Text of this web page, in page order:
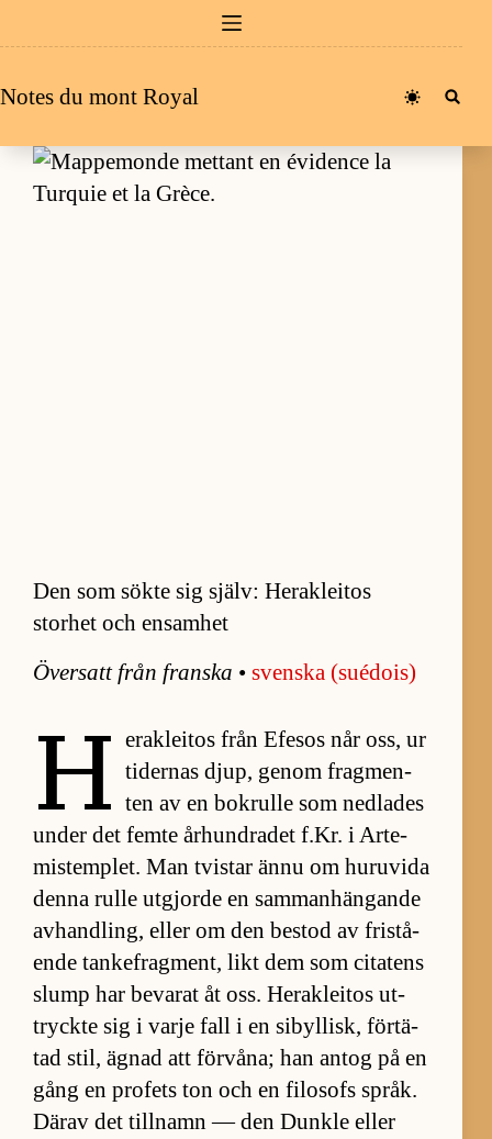
au
Notes du mont Royal
Den som sökte sig själv: Herakleitos
storhet och ensamhet
Över­satt från franska • svenska (sué­do­is)
H erak­le­i­tos från Efe­sos når oss, ur
ti­der­nas djup, ge­nom frag­men­
ten av en bo­krulle som ned­la­des
un­der det femte år­hun­dra­det f.Kr. i Ar­te­
mis­temp­let. Man tvis­tar ännu om hu­ru­vida
denna rulle ut­gjorde en sam­man­häng­ande
av­hand­ling, el­ler om den be­stod av fri­stå­
ende tan­ke­frag­ment, likt dem som ci­ta­tens
slump har be­va­rat åt oss. Herak­le­i­tos ut­
tryckte sig i varje fall i en si­byl­lisk, för­tä­
tad stil, äg­nad att för­vå­na; han an­tog på en
gång en pro­fets ton och en fi­lo­sofs språk.
Därav det till­namn — den Dunkle el­ler